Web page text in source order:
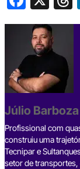
a
c
e
b
o
o
k
s
Júlio Barboza
Profissional com
construiu uma
Tecnipar e
setor de transportes,